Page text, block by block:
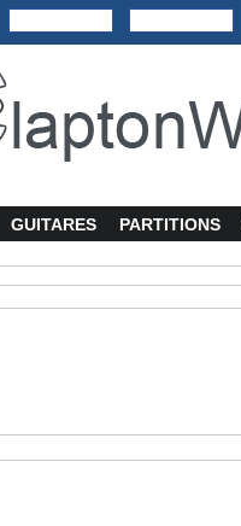
GUITARES PARTITIONS